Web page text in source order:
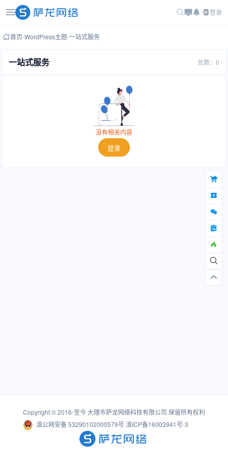
登录
首页-WordPress主题-一站式服务
一站式服务 总数：0
没有相关内容
登录
Copyright © 2016-至今大理市萨龙网络科技有限公司.保留所有权利
滇公网安备 53290102000579号 滇ICP备16003941号-3